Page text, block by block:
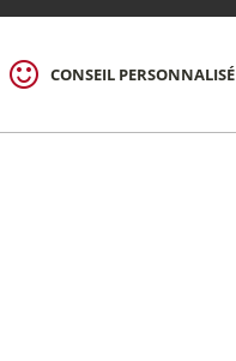
CONSEIL PERSONNALISÉ